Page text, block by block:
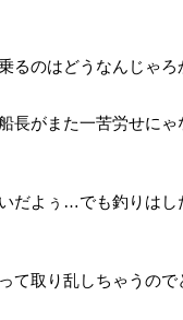
るのはどうなんじゃ
長がまた一苦労せに
だよぅ…でも釣りは
て取り乱しちゃうの